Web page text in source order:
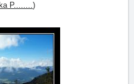
P........)